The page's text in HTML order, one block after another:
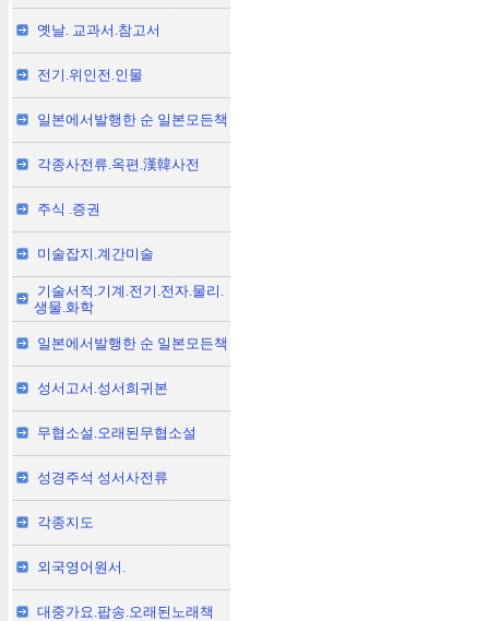
옛날. 교과서.참고서
전기.위인전.인물
일본에서발행한 순 일본모든책
각종사전류.옥편.漢韓사전
주식 .증권
미술잡지.계간미술
기술서적.기계.전기.전자.물리.
생물.화학
일본에서발행한 순 일본모든책
성서고서.성서희귀본
무협소설.오래된무협소설
성경주석 성서사전류
각종지도
외국영어원서.
대중가요.팝송.오래된노래책